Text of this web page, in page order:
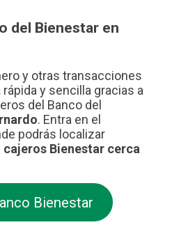
del Bienestar en
y otras transacciones
y sencilla gracias a
del Banco del
. Entra en el
podrás localizar
cajeros Bienestar cerca
Bienestar